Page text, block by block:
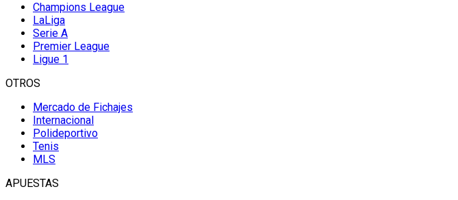
Champions League
LaLiga
Serie A
Premier League
Ligue 1
OTROS
Mercado de Fichajes
Internacional
Polideportivo
Tenis
MLS
APUESTAS